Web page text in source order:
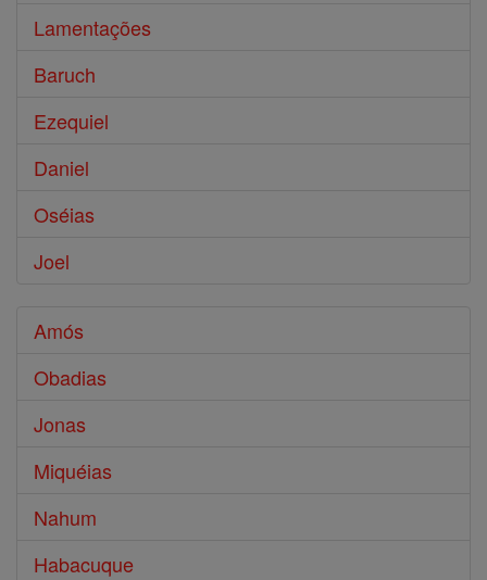
Lamentações
Baruch
Ezequiel
Daniel
Oséias
Joel
Amós
Obadias
Jonas
Miquéias
Nahum
Habacuque